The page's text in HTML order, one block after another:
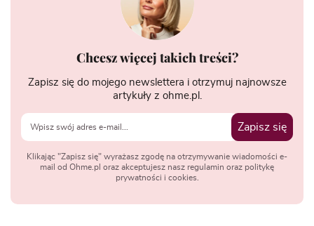
Chcesz więcej takich treści?
Zapisz się do mojego newslettera i otrzymuj najnowsze
artykuły z ohme.pl.
Zapisz się
Klikając "Zapisz się" wyrażasz zgodę na otrzymywanie wiadomości e-
mail od Ohme.pl oraz akceptujesz nasz regulamin oraz politykę
prywatności i cookies.